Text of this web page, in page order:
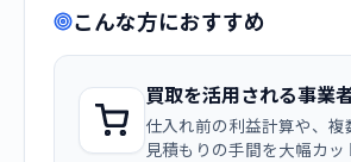
こんな方におすすめ
買取を活用される事業
仕入れ前の利益計算や、複
見積もりの手間を大幅カッ